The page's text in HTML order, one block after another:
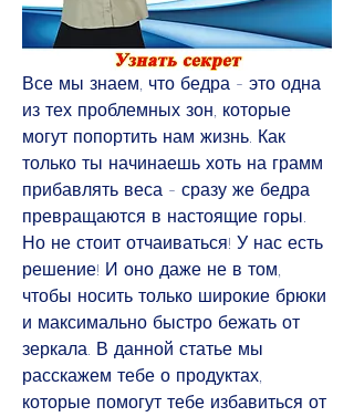
Все мы знаем, что бедра - это одна
из тех проблемных зон, которые
могут попортить нам жизнь. Как
только ты начинаешь хоть на грамм
прибавлять веса - сразу же бедра
превращаются в настоящие горы.
Но не стоит отчаиваться! У нас есть
решение! И оно даже не в том,
чтобы носить только широкие брюки
и максимально быстро бежать от
зеркала. В данной статье мы
расскажем тебе о продуктах,
которые помогут тебе избавиться от